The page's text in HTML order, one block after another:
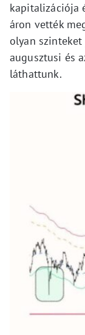
kapitalizációja
áron vették
olyan
augusztusi és
láthattunk.